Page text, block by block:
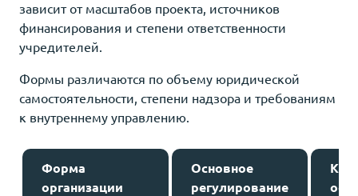
зависит от масштабов проекта, источников
финансирования и степени ответственности
учредителей.
Формы различаются по объему юридической
самостоятельности, степени надзора и требованиям
к внутреннему управлению.
Форма
организации
Основное
регулирование